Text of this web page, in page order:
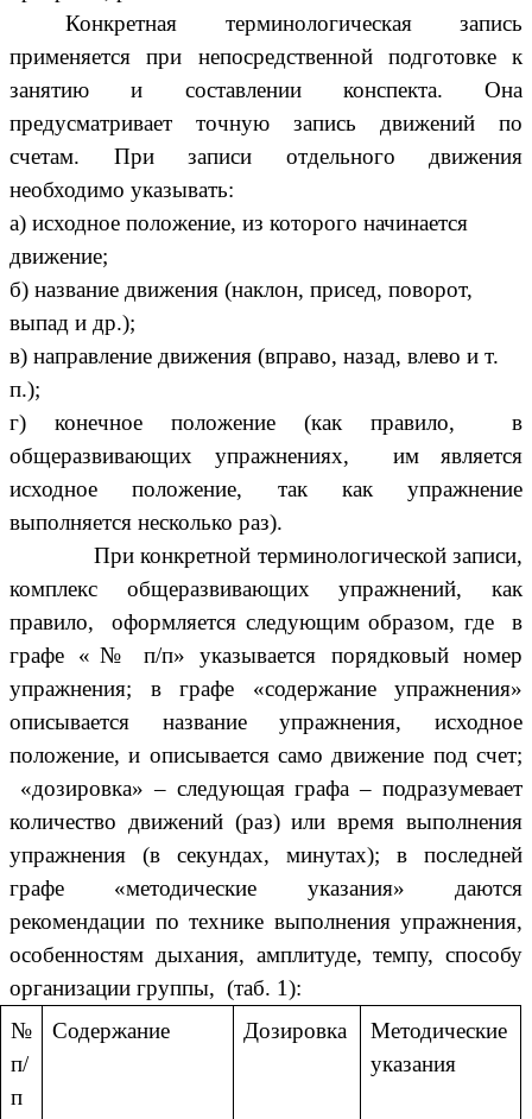
Конкретная терминологическая запись
применяется при непосредственной подготовке к
занятию и составлении конспекта. Она
предусматривает точную запись движений по
счетам. При записи отдельного движения
необходимо указывать:
а) исходное положение, из которого начинается
движение;
б) название движения (наклон, присед, поворот,
выпад и др.);
в) направление движения (вправо, назад, влево и т.
п.);
г) конечное положение (как правило, в
общеразвивающих упражнениях, им является
исходное положение, так как упражнение
выполняется несколько раз).
При конкретной терминологической записи,
комплекс общеразвивающих упражнений, как
правило, оформляется следующим образом, где в
графе «№ п/п» указывается порядковый номер
упражнения; в графе «содержание упражнения»
описывается название упражнения, исходное
положение, и описывается само движение под счет;
«дозировка» – следующая графа – подразумевает
количество движений (раз) или время выполнения
упражнения (в секундах, минутах); в последней
графе «методические указания» даются
рекомендации по технике выполнения упражнения,
особенностям дыхания, амплитуде, темпу, способу
организации группы, (таб. 1):
№
п/
п
Содержание Дозировка
Методические
указания